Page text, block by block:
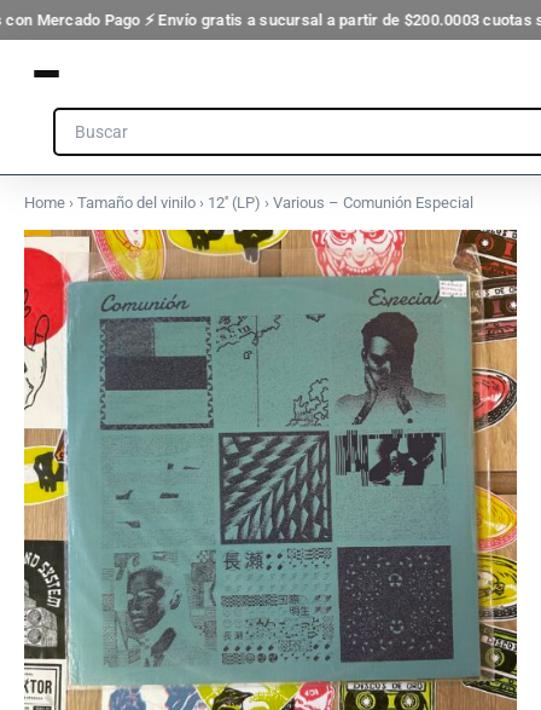
Mercado Pago ⚡ Envío gratis a sucursal a partir de $200.0003 cuotas
Ir
al
contenido
Search
Home › Tamaño del vinilo › 12'' (LP) › Various – Comuni​ó​n Especial